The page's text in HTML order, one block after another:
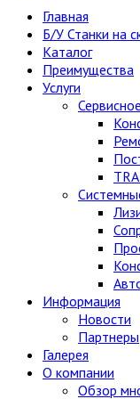
Главная
Б/У Станки на
Каталог
Преимущества
Услуги
Информация
Новости
Партнеры
Галерея
О компании
Обзор